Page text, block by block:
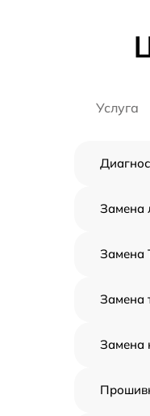
Услуга
Замена
Замена
Замена
Замена